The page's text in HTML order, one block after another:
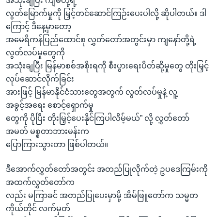
လွတ်မြောက်မှုကို မြှင့်တင်ဆောင်ကြဉ်းပေးပါလို့ ဆိုပါတယ်။ ဒါ
ကြောင့် ဒီနေ့မှာတော့
အမေရိကန်ပြည်ထောင်စု လွှတ်တော်အတွင်းမှာ ကျနော်တို့ရဲ့
လွတ်လပ်မှုတွေကို
အသုံးချပြီး မြန်မာစစ်အစိုးရကို စီးပွားရေးပိတ်ဆို့မှုတွေ တိုးမြှင့်
လုပ်ဆောင်လိုက်ခြင်း
အားဖြင့် မြန်မာနိုင်ငံသားတွေအတွက် လွတ်လပ်မှုနဲ့ လူ့
အခွင့်အရေး စောင့်ရှောက်မှု
တွေကို ပိုပြီး တိုးမြှင့်ပေးနိုင်ကြပါလိမ့်မယ်” လို့ လွှတ်တော်
အမတ် မစ္စတာဘားမန်းက
ပြောကြားသွားတာ ဖြစ်ပါတယ်။
ဒီအောက်လွှတ်တော်အတွင်း အတည်ပြုလိုက်တဲ့ ဥပဒေကြမ်းကို
အထက်လွှတ်တော်က
လည်း မကြာခင် အတည်ပြုပေးမှာမို့ အိမ်ဖြူတော်က သမ္မတ
ကိုယ်တိုင် လက်မှတ်